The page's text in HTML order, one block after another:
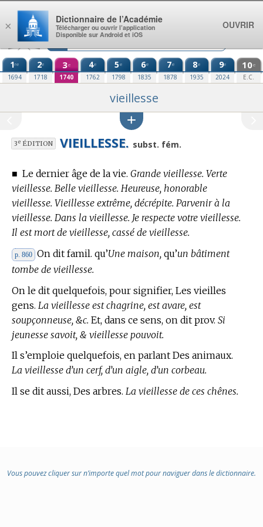
Aller au contenu
1re
1694
2e
1718
3e
1740
4e
1762
5e
1798
6e
1835
7e
1878
8e
1935
9e
2024
10e
E.C.
vieillesse
3eÉDITION VIEILLESSE. subst. fém.
■ Le dernier âge de la vie. Grande vieillesse. Verte
vieillesse. Belle vieillesse. Heureuse, honorable
vieillesse. Vieillesse extrême, décrépite. Parvenir à la
vieillesse. Dans la vieillesse. Je respecte votre vieillesse.
Il est mort de vieillesse, cassé de vieillesse.
p. 860 On dit famil. qu’Une maison, qu’un bâtiment
tombe de vieillesse.
On le dit quelquefois, pour signifier, Les vieilles
gens. La vieillesse est chagrine, est avare, est
soupçonneuse, &c. Et, dans ce sens, on dit prov. Si
jeunesse savoit, & vieillesse pouvoit.
Il s’emploie quelquefois, en parlant Des animaux.
La vieillesse d’un cerf, d’un aigle, d’un corbeau.
Il se dit aussi, Des arbres. La vieillesse de ces chênes.
Vous pouvez cliquer sur n’importe quel mot pour naviguer dans le dictionnaire.
×
Dictionnaire de l’Académie
Télécharger ou ouvrir l’application
Disponible sur Android et iOS
OUVRIR